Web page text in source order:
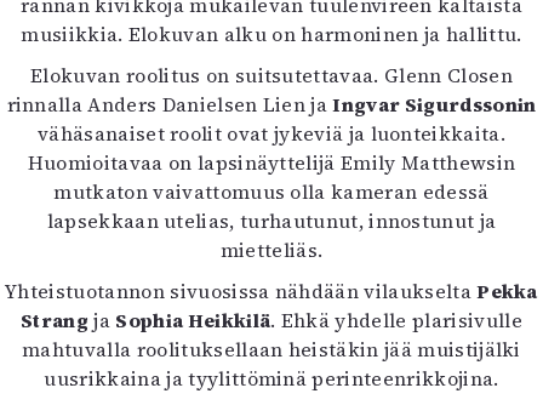
musiikkia. Elokuvan alku on harmoninen ja hallittu.
Elokuvan roolitus on suitsutettavaa. Glenn Closen
rinnalla Anders Danielsen Lien jaIngvar Sigurdssonin
vähäsanaiset roolit ovat jykeviä ja luonteikkaita.
Huomioitavaa on lapsinäyttelijä Emily Matthewsin
mutkaton vaivattomuus olla kameran edessä
lapsekkaan utelias, turhautunut, innostunut ja
mietteliäs.
Yhteistuotannon sivuosissa nähdään vilaukseltaPekka
Strang ja Sophia Heikkilä. Ehkä yhdelle plarisivulle
mahtuvalla roolituksellaan heistäkin jää muistijälki
uusrikkaina ja tyylittöminä perinteenrikkojina.